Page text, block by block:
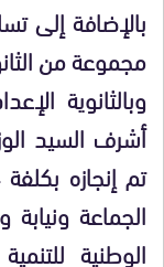
بالإضافة إلى
مجموعة من
وبالثانوية
أشرف السيد
الجماعة ونيابة